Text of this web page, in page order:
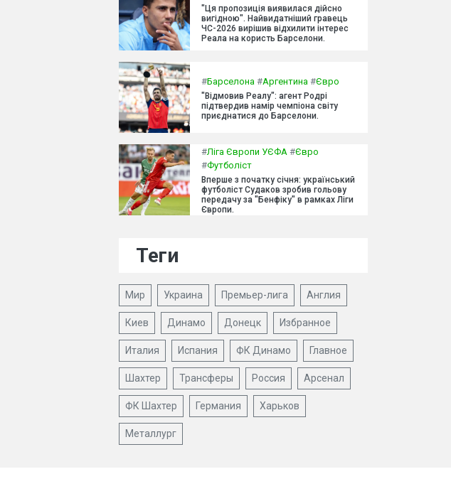
"Ця пропозиція виявилася дійсно
вигідною". Найвидатніший гравець
ЧС-2026 вирішив відхилити інтерес
Реала на користь Барселони.
#Барселона #Аргентина #Євро
"Відмовив Реалу": агент Родрі
підтвердив намір чемпіона світу
приєднатися до Барселони.
#Ліга Європи УЄФА #Євро
#Футболіст
Вперше з початку січня: український
футболіст Судаков зробив гольову
передачу за "Бенфіку" в рамках Ліги
Європи.
Теги
Мир Украина Премьер-лига Англия
Киев Динамо Донецк Избранное
Италия Испания ФК Динамо Главное
Шахтер Трансферы Россия Арсенал
ФК Шахтер Германия Харьков
Металлург